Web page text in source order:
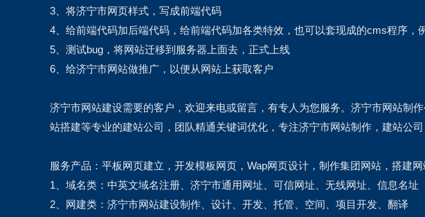
3、将济宁市网页样式，写成前端代码
4、给前端代码加后端代码，给前端代码加各类特效，也可以套现成的cms程序，
5、测试bug，将网站迁移到服务器上面去，正式上线
6、给济宁市网站做推广，以便从网站上获取客户
济宁市网站建设需要的客户，欢迎来电或留言，有专人为您服务。济宁市网站制
站搭建等专业的建站公司，团队精通关键词优化，专注济宁市网站制作，建站公
服务产品：平板网页建立，开发模板网页，Wap网页设计，制作集团网站，搭建网
1、域名类：中英文域名注册、济宁市通用网址、可信网址、无线网址、信息名址
2、网建类：济宁市网站建设制作、设计、开发、托管、空间、项目开发、翻译